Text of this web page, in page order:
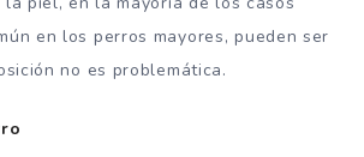
en los perros mayores, pueden ser
no es problemática.